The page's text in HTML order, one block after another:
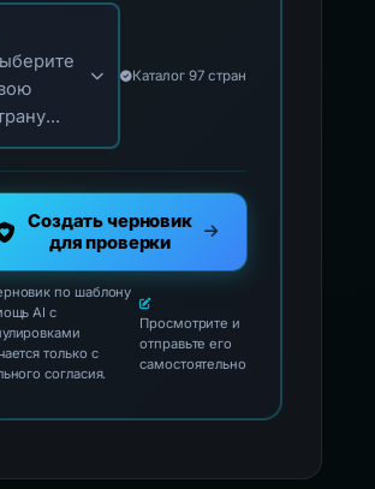
свою страну для официальных
Каталог 97 стран
Создать черновик
для проверки
по шаблону
AI с
только с
согласия.
Просмотрите и
отправьте его
самостоятельно